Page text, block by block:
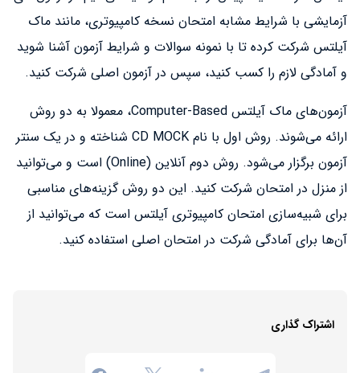
آزمایشی با شرایط مشابه امتحان نسخه کامپیوتری، مانند ماک
آیلتس شرکت کرده تا با نمونه سوالات و شرایط آزمون آشنا شوید
و آمادگی لازم را کسب کنید، سپس در آزمون اصلی شرکت کنید.
آزمون‌های ماک آیلتس Computer-Based، معمولا به دو روش
ارائه می‌شوند. روش اول با نام CD MOCK شناخته و در یک سنتر
آزمون برگزار می‌شود. روش دوم آنلاین (Online) است و می‌توانید
از منزل در امتحان شرکت کنید. این دو روش گزینه‌های مناسبی
برای شبیه‌سازی امتحان کامپیوتری آیلتس است که می‌توانید از
آن‌ها برای آمادگی شرکت در امتحان اصلی استفاده کنید.
اشتراک گذاری